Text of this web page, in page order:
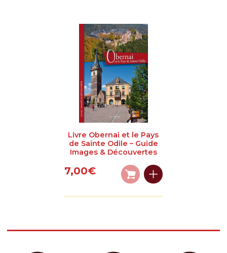
Livre Obernai et le Pays
de Sainte Odile – Guide
Images & Découvertes
7,00€